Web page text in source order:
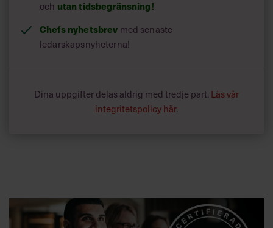
Läs också:
5 svenska chefer: Så
återhämtar vi oss bäst
och utan tidsbegränsning!
Chefs nyhetsbrev med senaste
ledarskapsnyheterna!
Dina uppgifter delas aldrig med tredje part. Läs vår
integritetspolicy här.